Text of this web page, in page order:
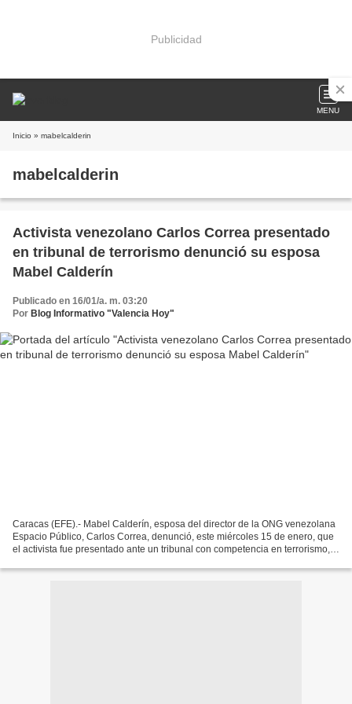
Publicidad
MENU
Inicio » mabelcalderin
mabelcalderin
Activista venezolano Carlos Correa presentado
en tribunal de terrorismo denunció su esposa
Mabel Calderín
Publicado en 16/01/a. m. 03:20
Por Blog Informativo "Valencia Hoy"
Caracas (EFE).- Mabel Calderín, esposa del director de la ONG venezolana
Espacio Público, Carlos Correa, denunció, este miércoles 15 de enero, que
el activista fue presentado ante un tribunal con competencia en terrorismo,